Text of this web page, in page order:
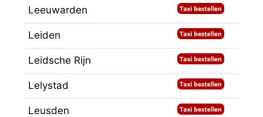
Leeuwarden
Leiden
Leidsche Rijn
Lelystad
Leusden